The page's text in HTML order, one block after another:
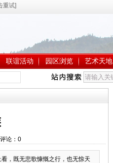
联谊活动 园区浏览 艺术天地
评论： 0
，既无悲歌慷慨之行，也无惊天